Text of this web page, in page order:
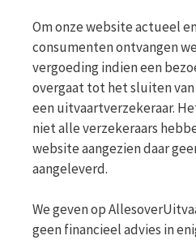
Om onze website actueel
consumenten ontvangen
vergoeding indien een
overgaat tot het sluiten
een uitvaartverzekeraar.
niet alle verzekeraars
website aangezien daar
aangeleverd.
We geven op
geen financieel advies in